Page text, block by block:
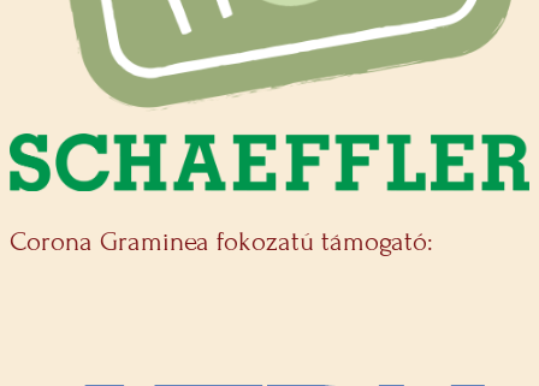
Corona Graminea fokozatú támogató: